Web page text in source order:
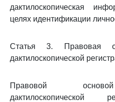
дактилоскопическая
целях идентификации
Статья 3. Правовая
дактилоскопической
Правовой основой
дактилоскопической